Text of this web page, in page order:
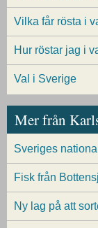
Vilka får rösta i
Hur röstar jag i
Val i Sverige
Mer från
Sveriges
Fisk från
Ny lag på att